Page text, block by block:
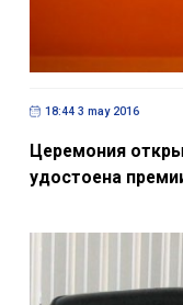
18:44 3 may 2016
Церемония
удостоена